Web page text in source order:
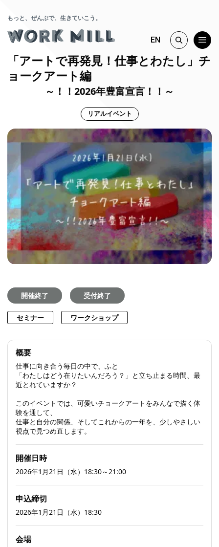
もっと、ぜんぶで、生きていこう。
EN
「アートで再発見！仕事とわたし」チ
ョークアート編
～！！2026年豊富宣言！！～
リアルイベント
開催終了 受付終了
セミナー ワークショップ
概要
仕事に向き合う毎日の中で、ふと
「わたしはどう在りたいんだろう？」と立ち止まる時間、最
近とれていますか？
このイベントでは、可愛いチョークアートをみんなで描く体
験を通して、
仕事と自分の関係、そしてこれからの一年を、少しやさしい
視点で見つめ直します。
開催日時
2026年1月21日（水）18:30～21:00
申込締切
2026年1月21日（水）18:30
会場